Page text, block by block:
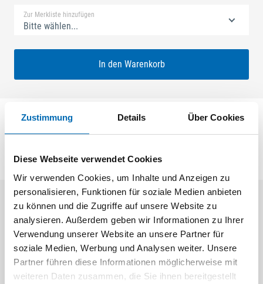
Zustimmung Details Über Cookies
Diese Webseite verwendet Cookies
Wir verwenden Cookies, um Inhalte und Anzeigen zu
personalisieren, Funktionen für soziale Medien anbieten
zu können und die Zugriffe auf unsere Website zu
analysieren. Außerdem geben wir Informationen zu Ihrer
Verwendung unserer Website an unsere Partner für
soziale Medien, Werbung und Analysen weiter. Unsere
Partner führen diese Informationen möglicherweise mit
weiteren Daten zusammen, die Sie ihnen bereitgestellt
Zur Merkliste hinzufügen
Bitte wählen...
In den Warenkorb
Falzhebelgetriebe Euronut UNI-JET
Aktuelle Angebote